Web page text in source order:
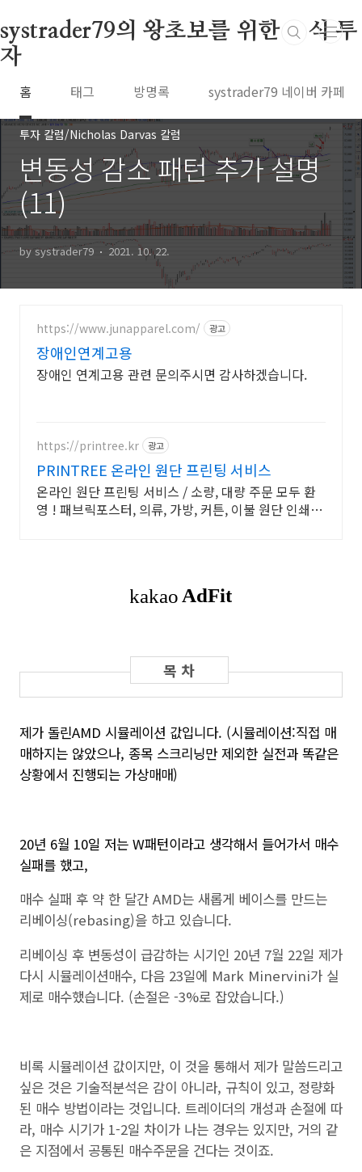
systrader79의 왕초보를 위한 주식 투
자
홈 태그 방명록 systrader79 네이버 카페
투자 칼럼/Nicholas Darvas 칼럼
변동성 감소 패턴 추가 설명
(11)
by systrader79 2021. 10. 22.
https://www.junapparel.com/ 광고
장애인연계고용
장애인 연계고용 관련 문의주시면 감사하겠습니다.
https://printree.kr 광고
PRINTREE 온라인 원단 프린팅 서비스
온라인 원단 프린팅 서비스 / 소량, 대량 주문 모두 환
영 ! 패브릭포스터, 의류, 가방, 커튼, 이불 원단 인쇄 전
제가 돌린AMD 시뮬레이션 값입니다. (시뮬레이션:직접 매
매하지는 않았으나, 종목 스크리닝만 제외한 실전과 똑같은
상황에서 진행되는 가상매매)
20년 6월 10일 저는 W패턴이라고 생각해서 들어가서 매수
실패를 했고,
매수 실패 후 약 한 달간 AMD는 새롭게 베이스를 만드는
리베이싱(rebasing)을 하고 있습니다.
리베이싱 후 변동성이 급감하는 시기인 20년 7월 22일 제가
다시 시뮬레이션매수, 다음 23일에 Mark Minervini가 실
제로 매수했습니다. (손절은 -3%로 잡았습니다.)
비록 시뮬레이션 값이지만, 이 것을 통해서 제가 말씀드리고
싶은 것은 기술적분석은 감이 아니라, 규칙이 있고, 정량화
된 매수 방법이라는 것입니다. 트레이더의 개성과 손절에 따
라, 매수 시기가 1-2일 차이가 나는 경우는 있지만, 거의 같
은 지점에서 공통된 매수주문을 건다는 것이죠.